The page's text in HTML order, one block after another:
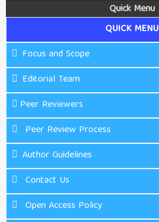
Quick Menu
QUICK MENU
Focus and Scope
Editorial Team
Peer Reviewers
Peer Review Process
Author Guidelines
Contact Us
Open Access Policy